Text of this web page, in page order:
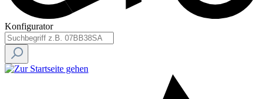
Konfigurator